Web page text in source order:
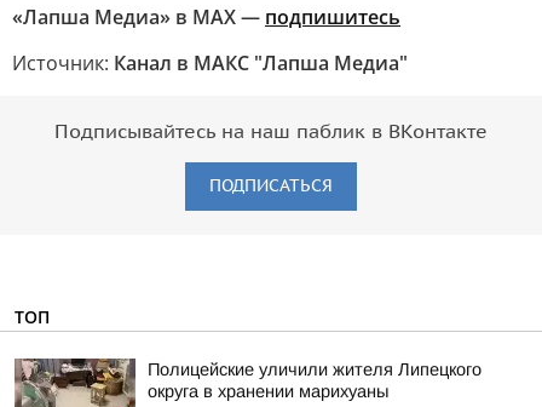
«Лапша Медиа» в МАХ — подпишитесь
Источник: Канал в МАКС "Лапша Медиа"
Подписывайтесь на наш паблик в ВКонтакте
ПОДПИСАТЬСЯ
ТОП
Полицейские уличили жителя Липецкого
округа в хранении марихуаны